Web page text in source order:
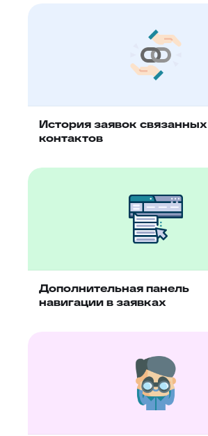
История заявок связанных
контактов
Дополнительная панель
навигации в заявках